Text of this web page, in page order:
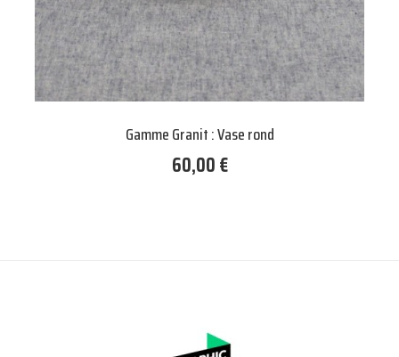
Gamme Granit : Vase oval
60,00 €